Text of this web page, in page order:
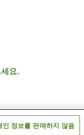
요.
인 정보를 판매하지 않음